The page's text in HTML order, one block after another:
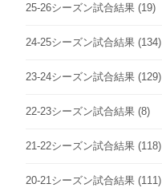
25-26シーズン試合結果 (19)
24-25シーズン試合結果 (134)
23-24シーズン試合結果 (129)
22-23シーズン試合結果 (8)
21-22シーズン試合結果 (118)
20-21シーズン試合結果 (111)